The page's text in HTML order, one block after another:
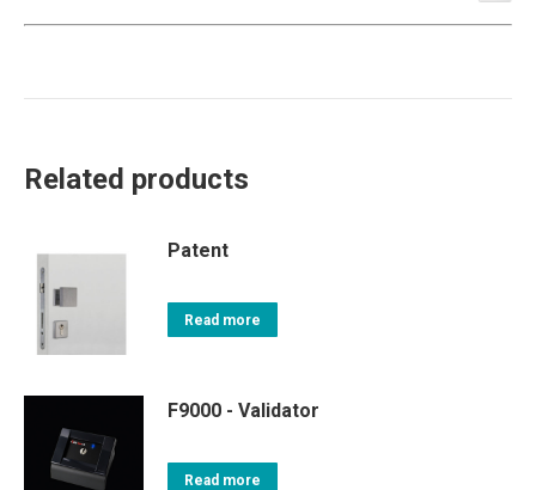
Related products
Patent
Read more
F9000 - Validator
Read more